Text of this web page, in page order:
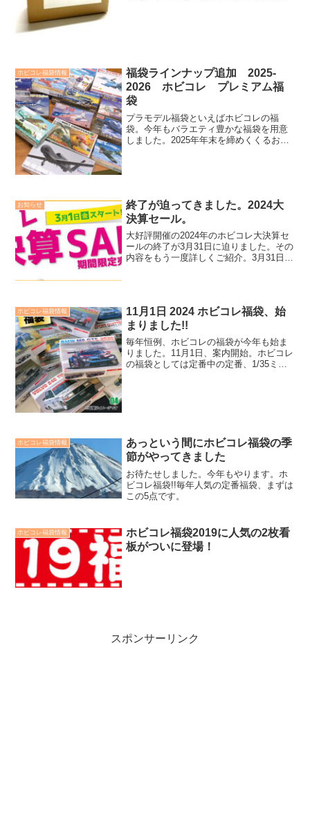
ホビコレ福袋情報
福袋ラインナップ追加 2025-
2026 ホビコレ プレミアム福
袋
プラモデル福袋といえばホビコレの福
袋。今年もバラエティ豊かな福袋を用意
しました。2025年年末を締めくくるお買
お知らせ
終了が迫ってきました。2024大
決算セール。
大好評開催の2024年のホビコレ大決算セ
ールの終了が3月31日に迫りました。その
内容をもう一度詳しくご紹介。3月31日の
ホビコレ福袋情報
11月1日 2024 ホビコレ福袋、始
まりました!!
毎年恒例、ホビコレの福袋が今年も始ま
りました。11月1日、案内開始。ホビコレ
の福袋としては定番中の定番、1/35ミリ
ホビコレ福袋情報
あっという間にホビコレ福袋の季
節がやってきました
お待たせしました。今年もやります。ホ
ビコレ福袋!!毎年人気の定番福袋、まずは
この5点です。
ホビコレ福袋情報
ホビコレ福袋2019に人気の2枚看
板がついに登場！
スポンサーリンク